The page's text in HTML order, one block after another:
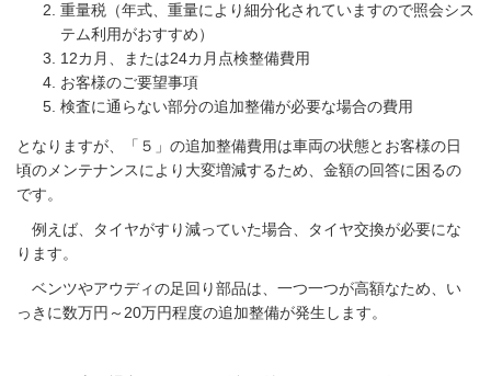
重量税（年式、重量により細分化されていますので照会シス
テム利用がおすすめ）
12カ月、または24カ月点検整備費用
お客様のご要望事項
検査に通らない部分の追加整備が必要な場合の費用
となりますが、「５」の追加整備費用は車両の状態とお客様の日
頃のメンテナンスにより大変増減するため、金額の回答に困るの
です。
例えば、タイヤがすり減っていた場合、タイヤ交換が必要にな
ります。
ベンツやアウディの足回り部品は、一つ一つが高額なため、い
っきに数万円～20万円程度の追加整備が発生します。